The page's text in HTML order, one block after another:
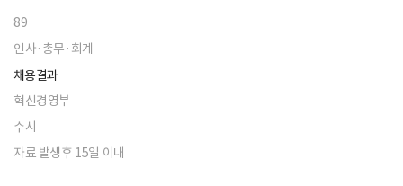
89
인사·총무·회계
채용결과
혁신경영부
수시
자료 발생후 15일 이내